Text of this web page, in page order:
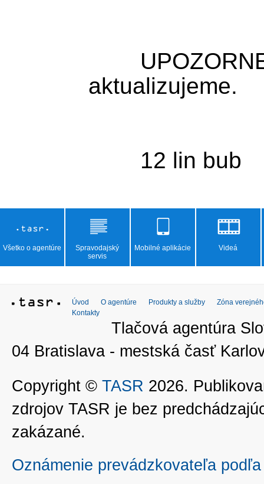
aktualizujeme.
Všetko o agentúre
Spravodajský
servis
Mobilné aplikácie Videá
Úvod O agentúre Produkty a služby
Zóna
Kontakty
Tlačová agentúra
04 Bratislava - mestská časť
Copyright © TASR 2026.
zdrojov TASR je bez
zakázané.
Oznámenie prevádzkovateľa